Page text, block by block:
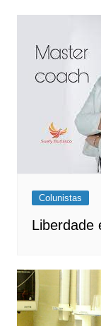
Post
Colunistas
Liberdade